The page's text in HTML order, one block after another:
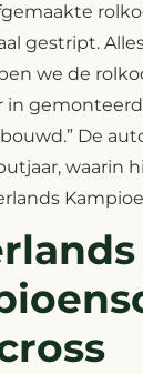
gestript.
we de
in
De
waarin